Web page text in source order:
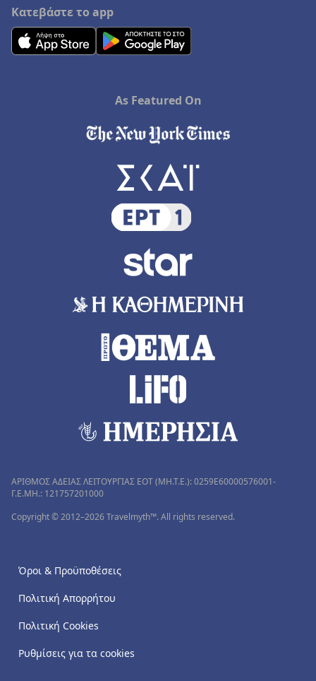
Κατεβάστε το app
As Featured On
ΑΡΙΘΜΟΣ ΑΔΕΙΑΣ ΛΕΙΤΟΥΡΓΙΑΣ ΕΟΤ (MH.T.E.): 0259Ε60000576001-
Γ.Ε.ΜΗ.: 121757201000
Copyright © 2012–2026 Travelmyth™. All rights reserved.
Όροι & Προϋποθέσεις
Πολιτική Απορρήτου
Πολιτική Cookies
Ρυθμίσεις για τα cookies